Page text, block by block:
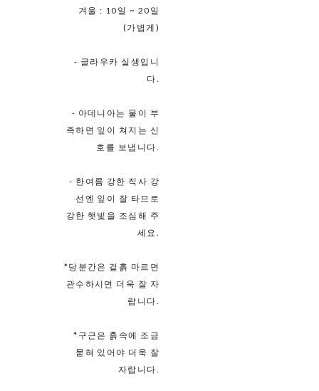
겨울 : 10일 ~ 20일
(가볍게)
- 글라우카 실생입니
다.
- 아데니아는 물이 부
족하면 잎이 쳐지는 신
호를 보냅니다.
- 한여름 강한 직사 강
선엔 잎이 잘 타므로
강한 햇빛을 조심해 주
세요.
*당분간은 겉흙 마르면
관수하시면 더욱 잘 자
랍니다.
*구근은 흙속에 조금
묻혀 있어야 더욱 잘
자랍니다.